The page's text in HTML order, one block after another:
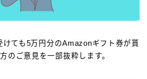
けても5万円分のAmazonギフト券が貰
のご意見を一部抜粋します。